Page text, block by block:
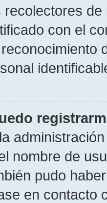
con el
nombre de
pudo
en contacto